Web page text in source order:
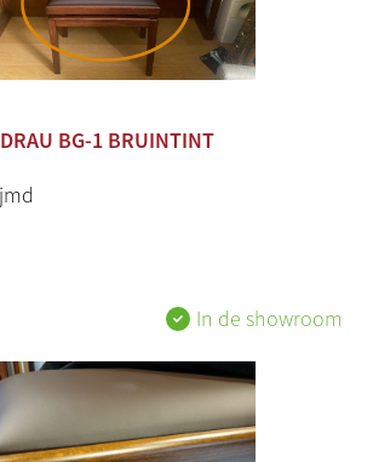
BG-1 BRUINTINT
In de showroom